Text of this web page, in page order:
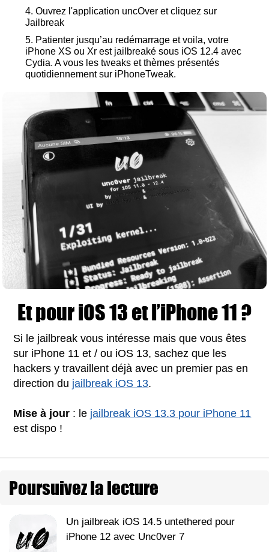
Ouvrez l'application uncOver et cliquez sur
Jailbreak
Patienter jusqu’au redémarrage et voila, votre
iPhone XS ou Xr est jailbreaké sous iOS 12.4 avec
Cydia. A vous les tweaks et thèmes présentés
quotidiennement sur iPhoneTweak.
Et pour iOS 13 et l’iPhone 11 ?
Si le jailbreak vous intéresse mais que vous êtes
sur iPhone 11 et / ou iOS 13, sachez que les
hackers y travaillent déjà avec un premier pas en
direction du jailbreak iOS 13.
Mise à jour : le jailbreak iOS 13.3 pour iPhone 11
est dispo !
Poursuivez la lecture
Un jailbreak iOS 14.5 untethered pour
iPhone 12 avec Unc0ver 7